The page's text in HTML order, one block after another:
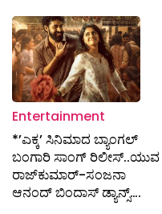
Entertainment
*ʼಎಕ್ಕʼ ಸಿನಿಮಾದ ಬ್ಯಾಂಗಲ್‌
ಬಂಗಾರಿ ಸಾಂಗ್‌ ರಿಲೀಸ್..ಯುವ
ರಾಜ್‌ಕುಮಾರ್-ಸಂಜನಾ
ಆನಂದ್‌ ಬಿಂದಾಸ್‌ ಡ್ಯಾನ್ಸ್….